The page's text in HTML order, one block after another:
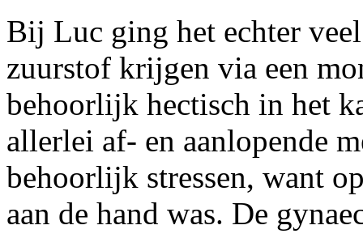
Bij Luc ging het echter
zuurstof krijgen via een
behoorlijk hectisch in het
allerlei af- en aanlopende
behoorlijk stressen, want
aan de hand was. De